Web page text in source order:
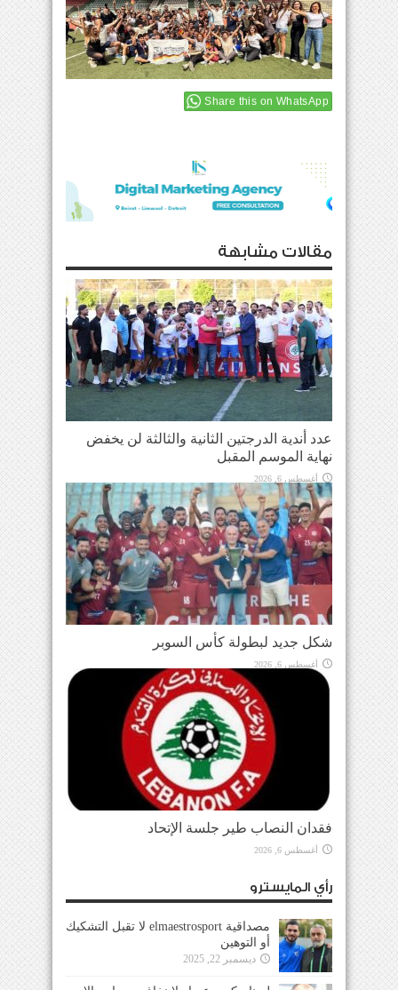
Share this on WhatsApp
مقالات مشابهة
عدد أندية الدرجتين الثانية والثالثة لن يخفض
نهاية الموسم المقبل
أغسطس 6, 2026
شكل جديد لبطولة كأس السوبر
أغسطس 6, 2026
فقدان النصاب طير جلسة الإتحاد
أغسطس 6, 2026
رأي المايسترو
مصداقية elmaestrosport لا تقبل التشكيك
أو التوهين
ديسمبر 22, 2025